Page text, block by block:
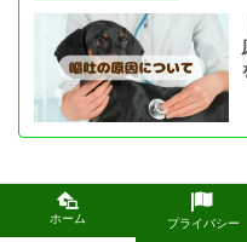
ホーム プライバシー